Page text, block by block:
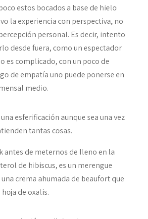
estos bocados a base de hielo
la experiencia con perspectiva, no
personal. Es decir, intento
desde fuera, como un espectador
es complicado, con un poco de
de empatía uno puede ponerse en
medio.
esferificación aunque sea una vez
tantas cosas.
antes de meternos de lleno en la
de hibiscus, es un merengue
crema ahumada de beaufort que
de oxalis.